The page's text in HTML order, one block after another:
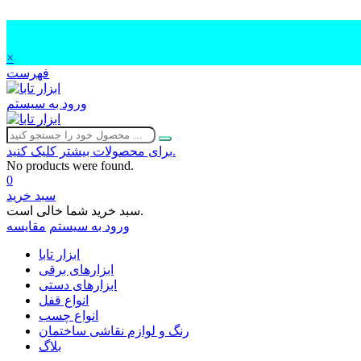
×
فهرست
ورود به سیستم
برای محصولات بیشتر کلیک کنید.
No products were found.
0
سبد خرید
سبد خرید شما خالی است.
ورود به سیستم مقایسه
ابزار تابا
ابزارهای برقی
ابزارهای دستی
انواع قفل
انواع چسب
رنگ و لوازم نقاشی ساختمان
بلاگ